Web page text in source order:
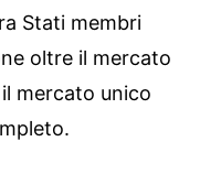
Stati membri
oltre il mercato
mercato unico